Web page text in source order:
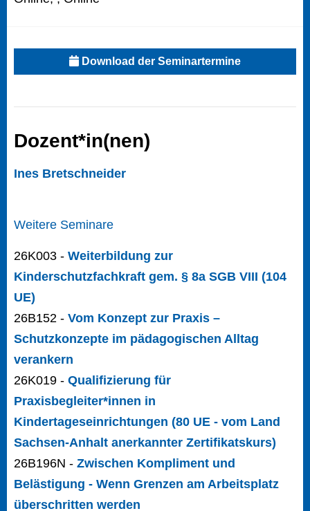
Download der Seminartermine
Dozent*in(nen)
Ines Bretschneider
Weitere Seminare
26K003 - Weiterbildung zur
Kinderschutzfachkraft gem. § 8a SGB VIII (104
UE)
26B152 - Vom Konzept zur Praxis –
Schutzkonzepte im pädagogischen Alltag
verankern
26K019 - Qualifizierung für
Praxisbegleiter*innen in
Kindertageseinrichtungen (80 UE - vom Land
Sachsen-Anhalt anerkannter Zertifikatskurs)
26B196N - Zwischen Kompliment und
Belästigung - Wenn Grenzen am Arbeitsplatz
überschritten werden